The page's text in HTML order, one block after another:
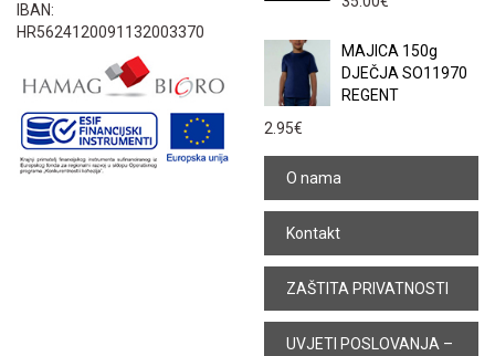
IBAN:
HR5624120091132003370
MAJICA 150g
DJEČJA SO11970
REGENT
2.95€
O nama
Kontakt
ZAŠTITA PRIVATNOSTI
UVJETI POSLOVANJA –